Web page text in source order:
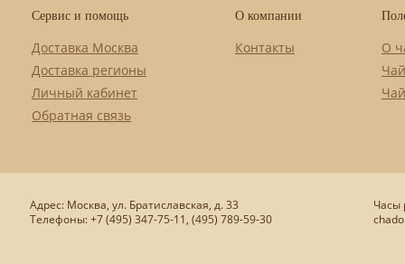
Сервис и помощь
Доставка Москва
Доставка регионы
Личный кабинет
Обратная связь
О компании
Контакты
О
Адрес: Москва, ул. Братиславская, д. 33
Телефоны: +7 (495) 347-75-11, (495) 789-59-30
Часы